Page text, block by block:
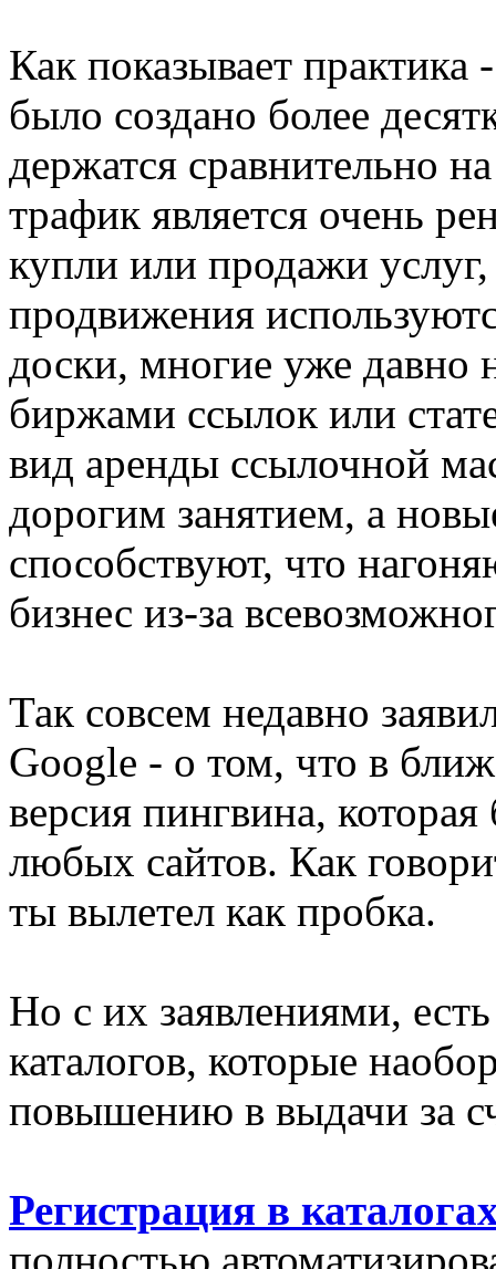
Как показывает практика
было создано более
держатся сравнительно
трафик является очень
купли или продажи
продвижения
доски, многие уже давно
биржами ссылок или
вид аренды ссылочной
дорогим занятием, а
способствуют, что
бизнес из-за
Так совсем недавно
Google - о том, что в
версия пингвина,
любых сайтов. Как
ты вылетел как пробка.
Но с их заявлениями,
каталогов, которые
повышению в выдачи за
Регистрация в